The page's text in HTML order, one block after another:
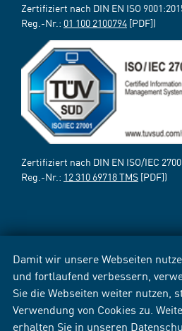
Damit wir unsere Webseiten
und fortlaufend verbessern,
Sie die Webseiten weiter nutzen,
Verwendung von Cookies zu.
erhalten Sie in unseren
Zertifiziert nach DIN EN ISO
Reg.-Nr.: 01 100 2100794 [PDF])
Zertifiziert nach DIN EN ISO/IEC
Reg.-Nr.: 12 310 69718 TMS [PDF])